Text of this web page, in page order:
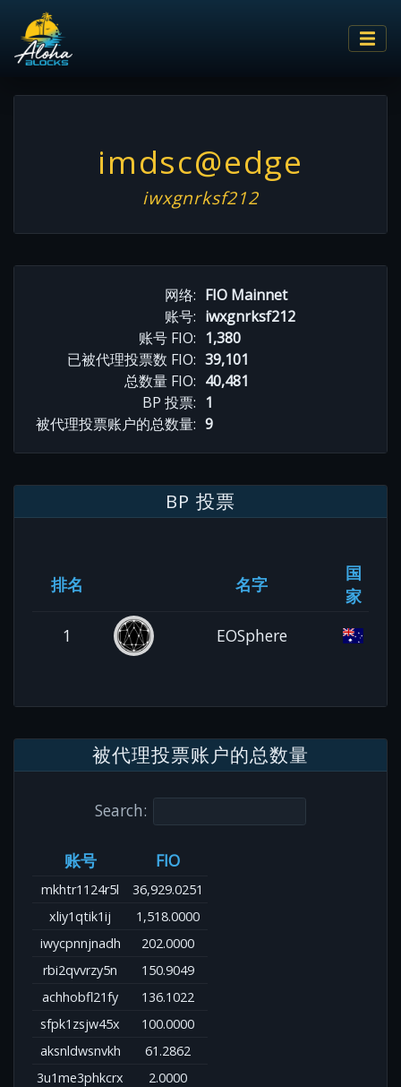
imdsc@edge
iwxgnrksf212
网络: FIO Mainnet
账号: iwxgnrksf212
账号 FIO: 1,380
已被代理投票数 FIO: 39,101
总数量 FIO: 40,481
BP 投票: 1
被代理投票账户的总数量: 9
BP 投票
排名 名字
国
家
1
EOSphere
被代理投票账户的总数量
Search:
账号 FIO
mkhtr1124r5l
36,929.0251
xliy1qtik1ij
1,518.0000
iwycpnnjnadh
202.0000
rbi2qvvrzy5n
150.9049
achhobfl21fy
136.1022
sfpk1zsjw45x
100.0000
aksnldwsnvkh
61.2862
3u1me3phkcrx
2.0000